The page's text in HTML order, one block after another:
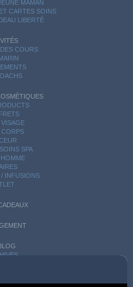
MAMAN
CARTES SOINS
LIBERTÉ
COURS
CORPS
SPA
INFUSIONS